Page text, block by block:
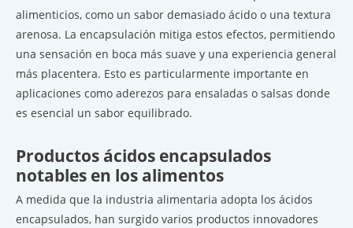
alimenticios, como un sabor demasiado ácido o una textura
arenosa. La encapsulación mitiga estos efectos, permitiendo
una sensación en boca más suave y una experiencia general
más placentera. Esto es particularmente importante en
aplicaciones como aderezos para ensaladas o salsas donde
es esencial un sabor equilibrado.
Productos ácidos encapsulados
notables en los alimentos
A medida que la industria alimentaria adopta los ácidos
encapsulados, han surgido varios productos innovadores